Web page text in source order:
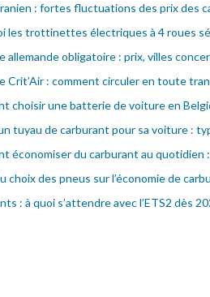
: fortes fluctuations des prix des
les trottinettes électriques à 4 roues
obligatoire : prix, villes
Crit’Air : comment circuler en toute
choisir une batterie de voiture en
tuyau de carburant pour sa voiture :
économiser du carburant au
choix des pneus sur l’économie de
: à quoi s’attendre avec l’ETS2 dès